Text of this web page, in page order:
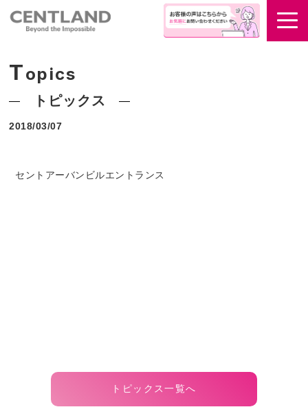
Topics
トピックス
2018/03/07
セントアーバンビルエントランス
トピックス一覧へ